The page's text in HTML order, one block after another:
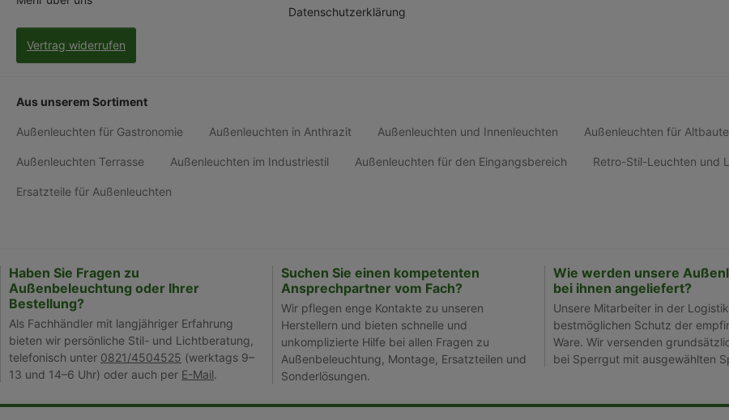
Vertrag widerrufen
Datenschutzerklärung
Aus unserem Sortiment
Außenleuchten für Gastronomie Außenleuchten in Anthrazit Außenleuchten und Innenleuchten Außenleuchten für
Außenleuchten Terrasse Außenleuchten im Industriestil Außenleuchten für den Eingangsbereich Retro-Stil-Leuchten und
Ersatzteile für Außenleuchten
Haben Sie Fragen zu
Außenbeleuchtung oder Ihrer
Bestellung?
Als Fachhändler mit langjähriger Erfahrung
bieten wir persönliche Stil- und Lichtberatung,
telefonisch unter 0821/4504525 (werktags 9–
13 und 14–6 Uhr) oder auch per E-Mail.
Suchen Sie einen kompetenten
Ansprechpartner vom Fach?
Wir pflegen enge Kontakte zu unseren
Herstellern und bieten schnelle und
unkomplizierte Hilfe bei allen Fragen zu
Außenbeleuchtung, Montage, Ersatzteilen und
Sonderlösungen.
Wie werden unsere
bei ihnen angeliefert?
Unsere Mitarbeiter in der
bestmöglichen Schutz der
Ware. Wir versenden
bei Sperrgut mit ausgewählten